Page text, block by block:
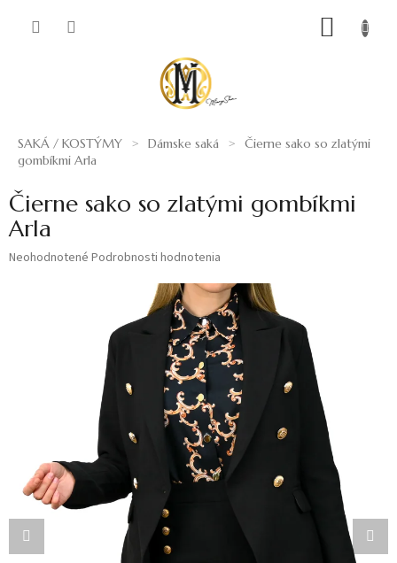
SAKÁ / KOSTÝMY Dámske saká
Čierne sako so zlatými
gombíkmi Arla
Čierne sako so zlatými gombíkmi
Arla
Priemerné
Neohodnotené Podrobnosti hodnotenia